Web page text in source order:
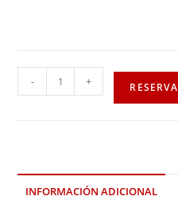
- + RESERVA
INFORMACIÓN ADICIONAL